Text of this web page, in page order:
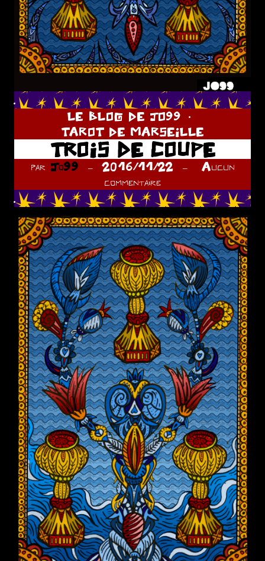
.
LE BLOG DE JO99
TAROT DE MARSEILLE
TROIS DE COUPE
par Jo99 2016/11/22
Aucun
commentaire
.